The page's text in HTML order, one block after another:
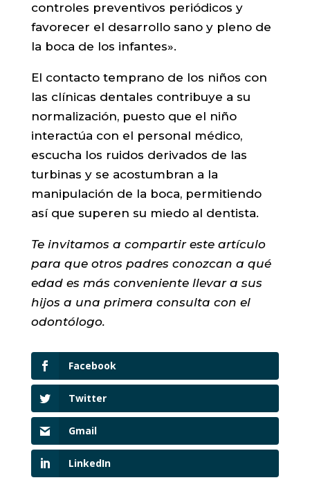
controles preventivos periódicos y
favorecer el desarrollo sano y pleno de
la boca de los infantes».
El contacto temprano de los niños con
las clínicas dentales contribuye a su
normalización, puesto que el niño
interactúa con el personal médico,
escucha los ruidos derivados de las
turbinas y se acostumbran a la
manipulación de la boca, permitiendo
así que superen su miedo al dentista.
Te invitamos a compartir este artículo
para que otros padres conozcan a qué
edad es más conveniente llevar a sus
hijos a una primera consulta con el
odontólogo.
Facebook
Twitter
Gmail
LinkedIn